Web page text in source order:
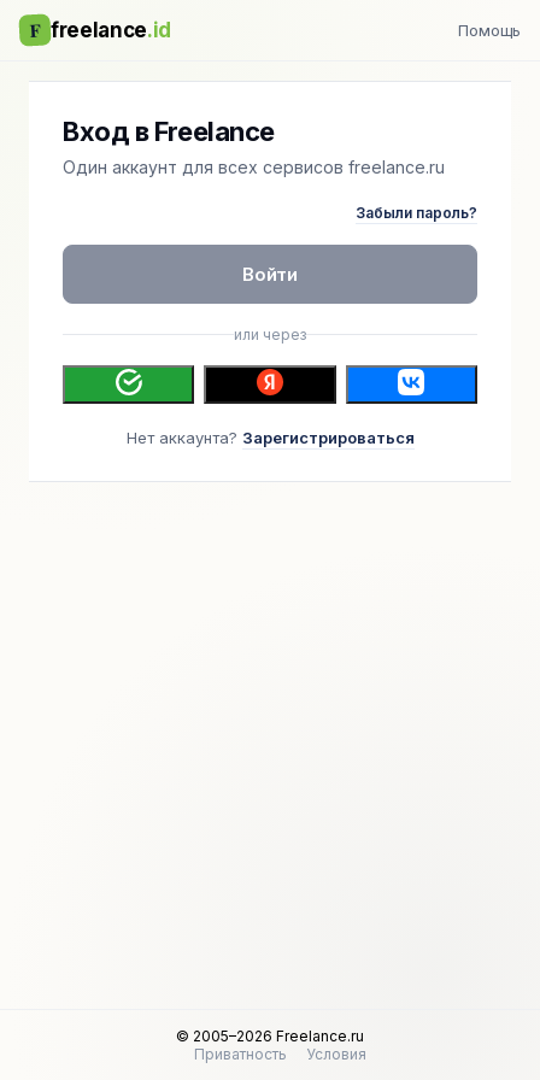
F freelance.id Помощь
Вход в Freelance
Один аккаунт для всех сервисов freelance.ru
Забыли пароль?
Войти
или через
Нет аккаунта? Зарегистрироваться
© 2005–2026 Freelance.ru
Приватность
Условия